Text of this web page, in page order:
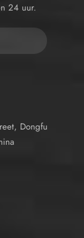
24 uur.
Dongfu